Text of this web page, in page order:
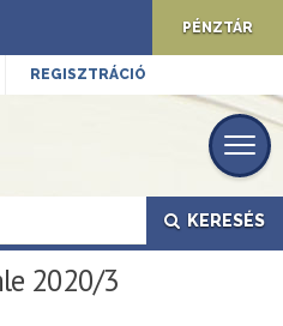
REGISZTRÁCIÓ
PÉNZTÁR
KERESÉS
2020/3